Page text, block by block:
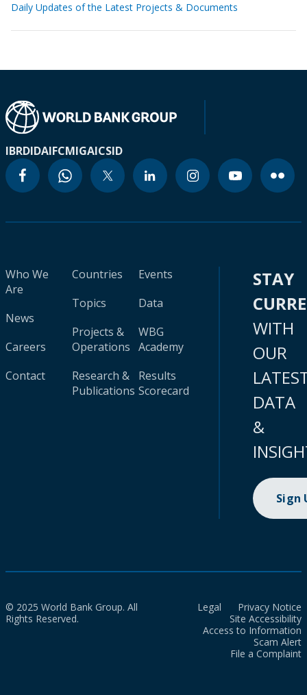
Daily Updates of the Latest Projects & Documents
IBRDIDAIFCMIGAICSID
Who We
Are
News
Careers
Contact
Countries
Topics
Projects &
Operations
Research &
Publications
Events
Data
WBG
Academy
Results
Scorecard
STAY
WITH
OUR
DATA
&
Sign
© 2025 World Bank Group. All
Rights Reserved.
Legal
Privacy Notice
Site Accessibility
Access to Information
Scam Alert
File a Complaint